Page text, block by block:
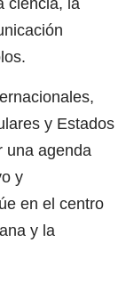
ciencia, la
y Estados
una agenda
y
en el centro
y la